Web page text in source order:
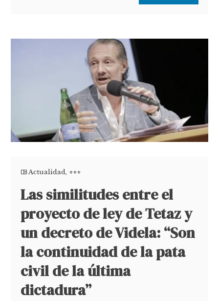
Actualidad, +++
Las similitudes entre el
proyecto de ley de Tetaz y
un decreto de Videla: “Son
la continuidad de la pata
civil de la última
dictadura”